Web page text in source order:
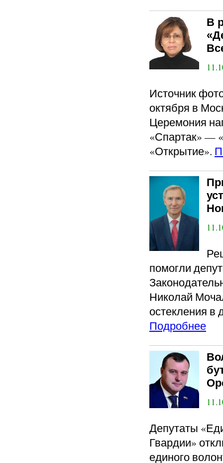
В
Источник
октября в
Церемония
«Спартак» —
«Открытие».
помогли
Николай
остекления в
Подробнее
Депутаты
Гвардии»
единого